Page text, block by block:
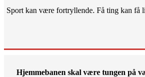
Sport kan være fortryllende. Få ting kan få
Hjemmebanen skal være tungen på